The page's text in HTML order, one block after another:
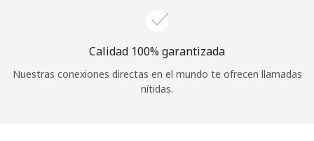
Calidad 100% garantizada
Nuestras conexiones directas en el mundo te ofrecen llamadas
nítidas.